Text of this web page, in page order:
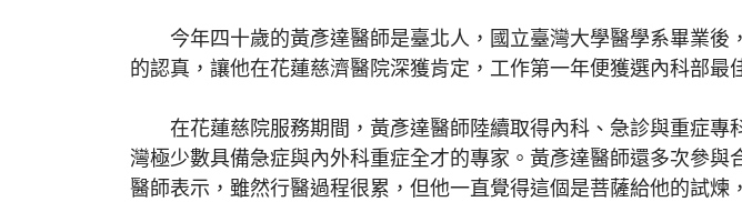
今年四十歲的黃彥達醫師是臺北人，國立臺灣大學醫學系畢業後
的認真，讓他在花蓮慈濟醫院深獲肯定，工作第一年便獲選內科部
在花蓮慈院服務期間，黃彥達醫師陸續取得內科、急診與重症專
灣極少數具備急症與內外科重症全才的專家。黃彥達醫師還多次參
醫師表示，雖然行醫過程很累，但他一直覺得這個是菩薩給他的試